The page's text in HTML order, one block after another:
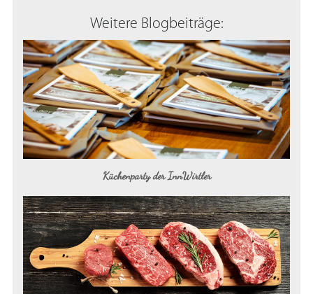
Weitere Blogbeiträge:
Küchenparty der InnWirtler